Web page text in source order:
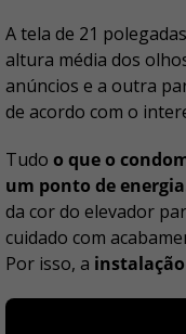
A tela de 21
altura média dos
anúncios e a outra
de acordo com o
Tudo o que o
um ponto de
da cor do elevador
cuidado com
Por isso, a instalação